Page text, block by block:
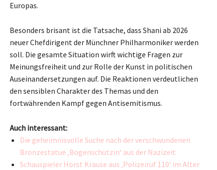
Europas.
Besonders brisant ist die Tatsache, dass Shani ab 2026
neuer Chefdirigent der Münchner Philharmoniker werden
soll. Die gesamte Situation wirft wichtige Fragen zur
Meinungsfreiheit und zur Rolle der Kunst in politischen
Auseinandersetzungen auf. Die Reaktionen verdeutlichen
den sensiblen Charakter des Themas und den
fortwährenden Kampf gegen Antisemitismus.
Auch interessant:
Die geheimnisvolle Suche nach der verschwundenen
Bronzestatue ‚Bogenschützin‘ aus der Nazizeit
Schauspieler Horst Krause aus ‚Polizeiruf 110‘ im Alter